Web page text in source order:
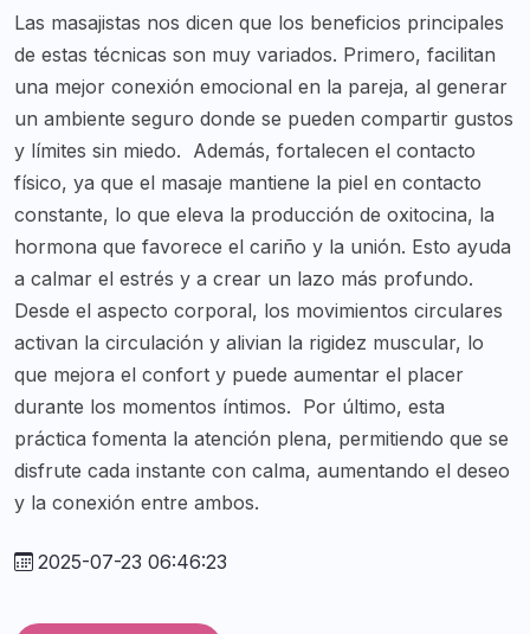
Las masajistas nos dicen que los beneficios principales
de estas técnicas son muy variados. Primero, facilitan
una mejor conexión emocional en la pareja, al generar
un ambiente seguro donde se pueden compartir gustos
y límites sin miedo. Además, fortalecen el contacto
físico, ya que el masaje mantiene la piel en contacto
constante, lo que eleva la producción de oxitocina, la
hormona que favorece el cariño y la unión. Esto ayuda
a calmar el estrés y a crear un lazo más profundo.
Desde el aspecto corporal, los movimientos circulares
activan la circulación y alivian la rigidez muscular, lo
que mejora el confort y puede aumentar el placer
durante los momentos íntimos. Por último, esta
práctica fomenta la atención plena, permitiendo que se
disfrute cada instante con calma, aumentando el deseo
y la conexión entre ambos.
2025-07-23 06:46:23